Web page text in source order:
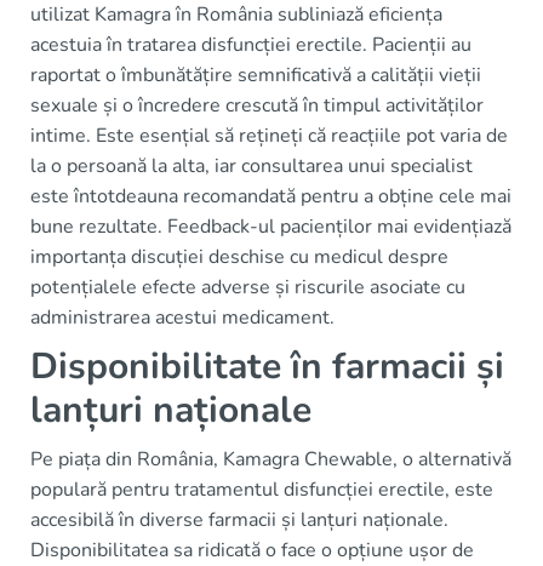
utilizat Kamagra în România subliniază eficiența
acestuia în tratarea disfuncției erectile. Pacienții au
raportat o îmbunătățire semnificativă a calității vieții
sexuale și o încredere crescută în timpul activităților
intime. Este esențial să rețineți că reacțiile pot varia de
la o persoană la alta, iar consultarea unui specialist
este întotdeauna recomandată pentru a obține cele mai
bune rezultate. Feedback-ul pacienților mai evidențiază
importanța discuției deschise cu medicul despre
potențialele efecte adverse și riscurile asociate cu
administrarea acestui medicament.
Disponibilitate în farmacii și
lanțuri naționale
Pe piața din România, Kamagra Chewable, o alternativă
populară pentru tratamentul disfuncției erectile, este
accesibilă în diverse farmacii și lanțuri naționale.
Disponibilitatea sa ridicată o face o opțiune ușor de